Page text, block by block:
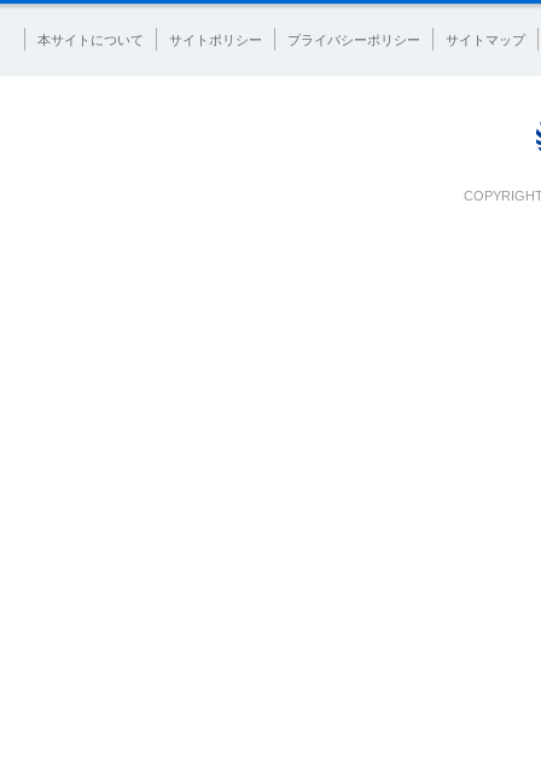
本サイトについて サイトポリシー プライバシーポリシー サイトマップ